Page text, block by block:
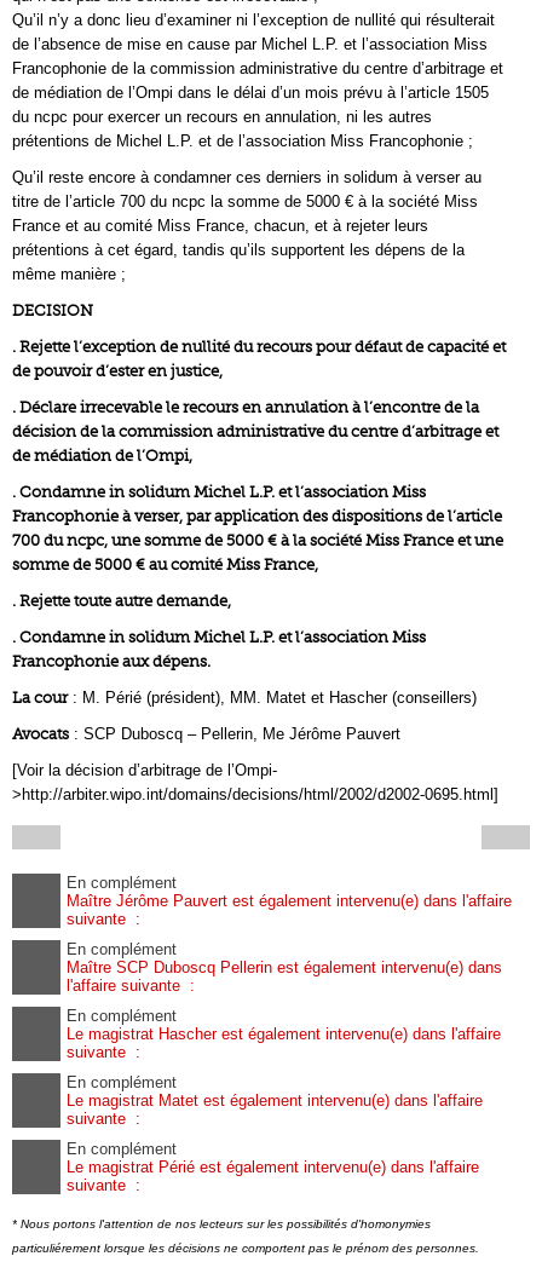
Qu’il n’y a donc lieu d’examiner ni l’exception de nullité qui résulterait
de l’absence de mise en cause par Michel L.P. et l’association Miss
Francophonie de la commission administrative du centre d’arbitrage et
de médiation de l’Ompi dans le délai d’un mois prévu à l’article 1505
du ncpc pour exercer un recours en annulation, ni les autres
prétentions de Michel L.P. et de l’association Miss Francophonie ;
Qu’il reste encore à condamner ces derniers in solidum à verser au
titre de l’article 700 du ncpc la somme de 5000 € à la société Miss
France et au comité Miss France, chacun, et à rejeter leurs
prétentions à cet égard, tandis qu’ils supportent les dépens de la
même manière ;
DECISION
. Rejette l’exception de nullité du recours pour défaut de capacité et
de pouvoir d’ester en justice,
. Déclare irrecevable le recours en annulation à l’encontre de la
décision de la commission administrative du centre d’arbitrage et
de médiation de l’Ompi,
. Condamne in solidum Michel L.P. et l’association Miss
Francophonie à verser, par application des dispositions de l’article
700 du ncpc, une somme de 5000 € à la société Miss France et une
somme de 5000 € au comité Miss France,
. Rejette toute autre demande,
. Condamne in solidum Michel L.P. et l’association Miss
Francophonie aux dépens.
La cour: M. Périé (président), MM. Matet et Hascher (conseillers)
Avocats : SCP Duboscq – Pellerin, Me Jérôme Pauvert
[Voir la décision d’arbitrage de l’Ompi-
>http://arbiter.wipo.int/domains/decisions/html/2002/d2002-0695.html]
En complément
Maître Jérôme Pauvert est également intervenu(e) dans l'affaire
suivante :
En complément
Maître SCP Duboscq Pellerin est également intervenu(e) dans
l'affaire suivante :
En complément
Le magistrat Hascher est également intervenu(e) dans l'affaire
suivante :
En complément
Le magistrat Matet est également intervenu(e) dans l'affaire
suivante :
En complément
Le magistrat Périé est également intervenu(e) dans l'affaire
suivante :
* Nous portons l'attention de nos lecteurs sur les possibilités d'homonymies
particuliérement lorsque les décisions ne comportent pas le prénom des personnes.